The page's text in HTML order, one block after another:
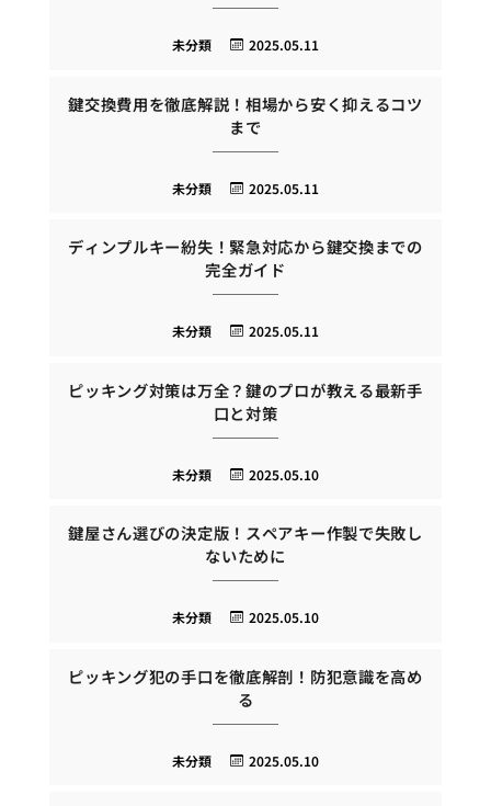
2025.05.11
未分類
鍵交換費用を徹底解説！相場から安く抑えるコツ
まで
2025.05.11
未分類
ディンプルキー紛失！緊急対応から鍵交換までの
完全ガイド
2025.05.11
未分類
ピッキング対策は万全？鍵のプロが教える最新手
口と対策
2025.05.10
未分類
鍵屋さん選びの決定版！スペアキー作製で失敗し
ないために
2025.05.10
未分類
ピッキング犯の手口を徹底解剖！防犯意識を高め
る
2025.05.10
未分類